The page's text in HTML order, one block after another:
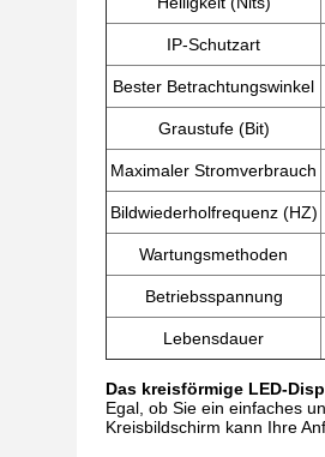
IP-Schutzart
Bester Betrachtungswinkel
Graustufe (Bit)
Maximaler Stromverbrauch
Bildwiederholfrequenz (HZ)
Wartungsmethoden
Betriebsspannung
Lebensdauer
Das kreisförmige LED-
Egal, ob Sie ein einfaches
Kreisbildschirm kann Ihre